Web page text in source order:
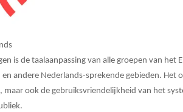
is de taalaanpassing van alle groepen van
andere Nederlands-sprekende gebieden. Het
ook de gebruiksvriendelijkheid van het